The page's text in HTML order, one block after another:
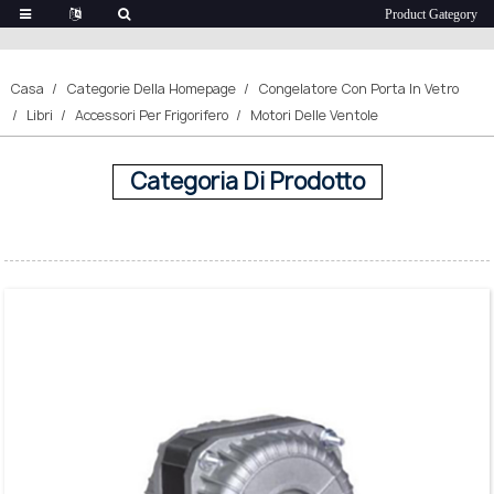
Motori Delle Ventole
Casa Categorie Della Homepage
Congelatore Con Porta In Vetro
Libri
Accessori Per Frigorifero Motori Delle Ventole
Categoria Di Prodotto